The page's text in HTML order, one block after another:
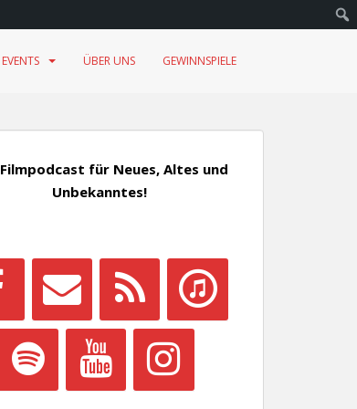
EVENTS ÜBER UNS GEWINNSPIELE
für Neues, Altes und
Unbekanntes!